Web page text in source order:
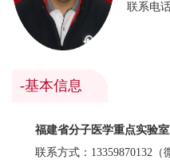
联系电
-基本信息
福建省分子医学重点实验
联系方式：13359870132（